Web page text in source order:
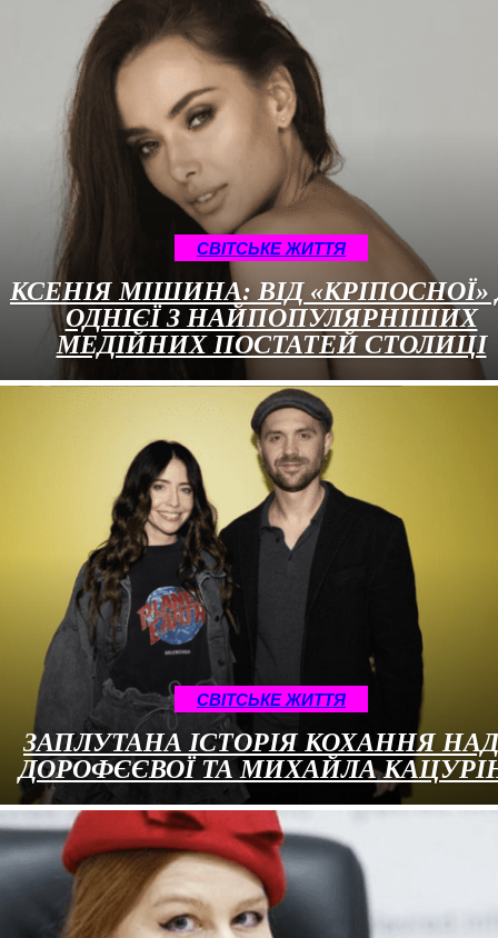
CВІТСЬКЕ ЖИТТЯ
КСЕНІЯ МІШИНА: ВІД «КРІПОСНОЇ»
ОДНІЄЇ З НАЙПОПУЛЯРНІШИХ
МЕДІЙНИХ ПОСТАТЕЙ СТОЛИЦІ
CВІТСЬКЕ ЖИТТЯ
ЗАПЛУТАНА ІСТОРІЯ КОХАННЯ
ДОРОФЄЄВОЇ ТА МИХАЙЛА